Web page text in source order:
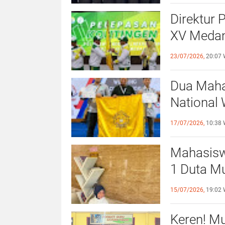
Direktur
XV
23/07/2026, 20:07
Dua
National
Surabaya
17/07/2026, 10:38
1 Duta
15/07/2026, 19:02
Keren!